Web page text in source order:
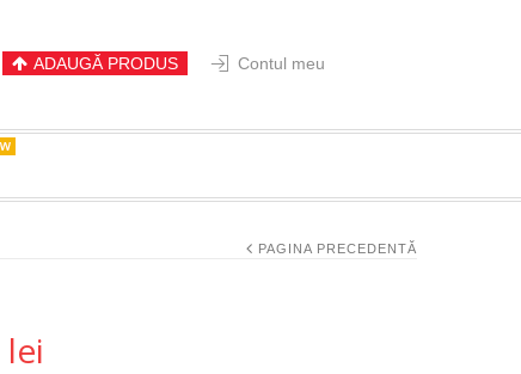
ADAUGĂ PRODUS Contul meu
PAGINA PRECEDENTĂ
lei